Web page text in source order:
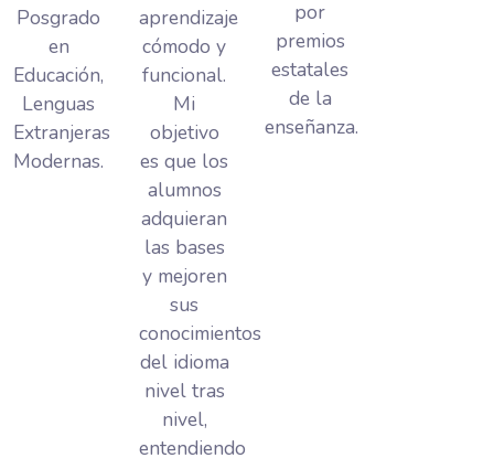
Posgrado
en
Educación,
Lenguas
Extranjeras
Modernas.
aprendizaje
cómodo y
funcional.
Mi
objetivo
es que los
alumnos
adquieran
las bases
y mejoren
sus
conocimientos
del idioma
nivel tras
nivel,
entendiendo
por
premios
estatales
de la
enseñanza.